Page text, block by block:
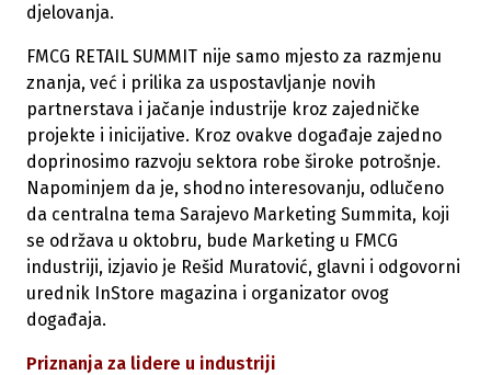
djelovanja.
FMCG RETAIL SUMMIT nije samo mjesto za razmjenu
znanja, već i prilika za uspostavljanje novih
partnerstava i jačanje industrije kroz zajedničke
projekte i inicijative. Kroz ovakve događaje zajedno
doprinosimo razvoju sektora robe široke potrošnje.
Napominjem da je, shodno interesovanju, odlučeno
da centralna tema Sarajevo Marketing Summita, koji
se održava u oktobru, bude Marketing u FMCG
industriji, izjavio je Rešid Muratović, glavni i odgovorni
urednik InStore magazina i organizator ovog
događaja.
Priznanja za lidere u industriji